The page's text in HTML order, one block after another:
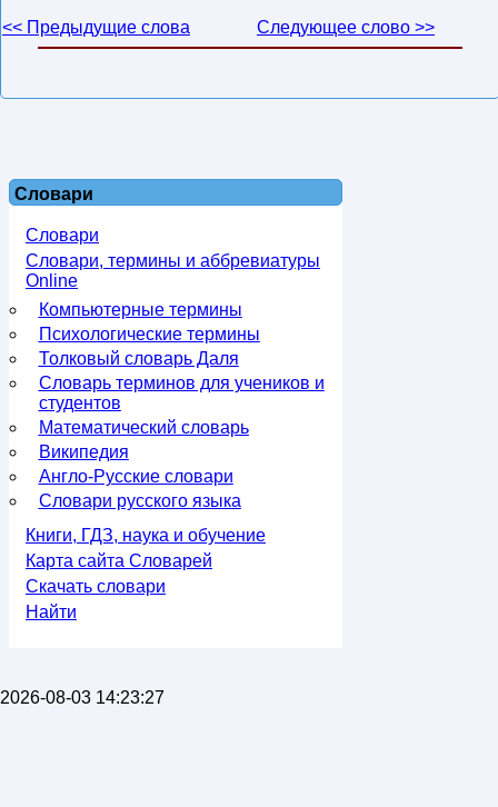
<< Предыдущие слова
Следующее слово >>
Словари
Словари
Словари, термины и аббревиатуры
Online
Компьютерные термины
Психологические термины
Толковый словарь Даля
Словарь терминов для учеников и
студентов
Математический словарь
Википедия
Англо-Русские словари
Словари русского языка
Книги, ГДЗ, наука и обучение
Карта сайта Словарей
Скачать словари
Найти
2026-08-03 14:23:27